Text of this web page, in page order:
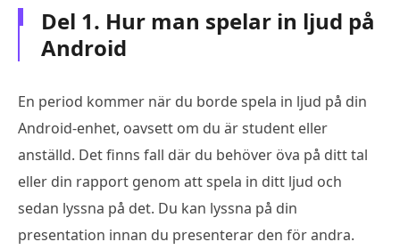
Del 1. Hur man spelar in ljud på
Android
En period kommer när du borde spela in ljud på din
Android-enhet, oavsett om du är student eller
anställd. Det finns fall där du behöver öva på ditt tal
eller din rapport genom att spela in ditt ljud och
sedan lyssna på det. Du kan lyssna på din
presentation innan du presenterar den för andra.